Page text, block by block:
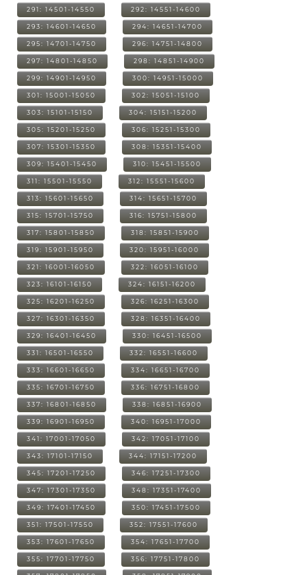
291: 14501-14550 292: 14551-14600
293: 14601-14650 294: 14651-14700
295: 14701-14750 296: 14751-14800
297: 14801-14850 298: 14851-14900
299: 14901-14950 300: 14951-15000
301: 15001-15050 302: 15051-15100
303: 15101-15150 304: 15151-15200
305: 15201-15250 306: 15251-15300
307: 15301-15350 308: 15351-15400
309: 15401-15450 310: 15451-15500
311: 15501-15550 312: 15551-15600
313: 15601-15650 314: 15651-15700
315: 15701-15750 316: 15751-15800
317: 15801-15850 318: 15851-15900
319: 15901-15950 320: 15951-16000
321: 16001-16050 322: 16051-16100
323: 16101-16150 324: 16151-16200
325: 16201-16250 326: 16251-16300
327: 16301-16350 328: 16351-16400
329: 16401-16450 330: 16451-16500
331: 16501-16550 332: 16551-16600
333: 16601-16650 334: 16651-16700
335: 16701-16750 336: 16751-16800
337: 16801-16850 338: 16851-16900
339: 16901-16950 340: 16951-17000
341: 17001-17050 342: 17051-17100
343: 17101-17150 344: 17151-17200
345: 17201-17250 346: 17251-17300
347: 17301-17350 348: 17351-17400
349: 17401-17450 350: 17451-17500
351: 17501-17550 352: 17551-17600
353: 17601-17650 354: 17651-17700
355: 17701-17750 356: 17751-17800